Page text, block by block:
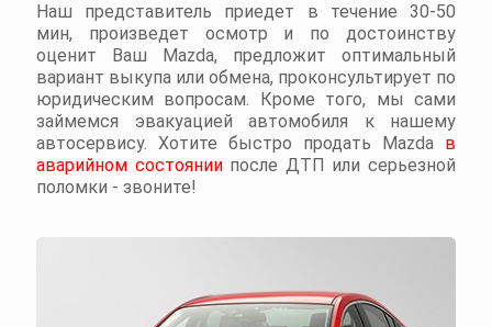
Наш представитель приедет в течение 30-50
мин, произведет осмотр и по достоинству
оценит Ваш Mazda, предложит оптимальный
вариант выкупа или обмена, проконсультирует по
юридическим вопросам. Кроме того, мы сами
займемся эвакуацией автомобиля к нашему
автосервису. Хотите быстро продать Mazda в
аварийном состоянии после ДТП или серьезной
поломки - звоните!